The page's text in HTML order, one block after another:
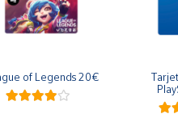
of Legends 20€